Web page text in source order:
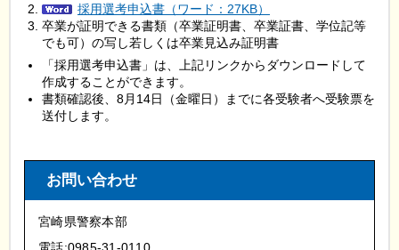
採用選考申込書（ワード：27KB）
卒業が証明できる書類（卒業証明書、卒業証書、学位記等
でも可）の写し若しくは卒業見込み証明書
「採用選考申込書」は、上記リンクからダウンロードして
作成することができます。
書類確認後、8月14日（金曜日）までに各受験者へ受験票を
送付します。
お問い合わせ
宮崎県警察本部